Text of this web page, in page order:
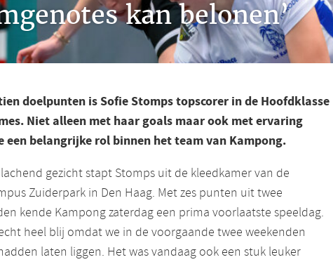
kan belonen’
doelpunten is Sofie Stomps topscorer in de Hoofdklasse
Niet alleen met haar goals maar ook met ervaring
een belangrijke rol binnen het team van Kampong.
gezicht stapt Stomps uit de kleedkamer van de
Zuiderpark in Den Haag. Met zes punten uit twee
kende Kampong zaterdag een prima voorlaatste speeldag.
echt heel blij omdat we in de voorgaande twee weekenden
laten liggen. Het was vandaag ook een stuk leuker